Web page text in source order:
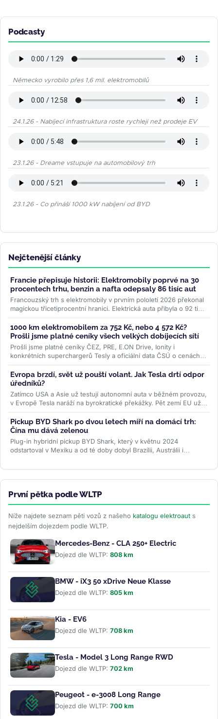
Podcasty
Německo vyrobilo přes 1,6 mil. elektromobilů
24.1.26 - Nabíjecí infrastruktura roste rychleji než prodeje EV
23.1.26 - Dreame vstupuje na automobilový trh
23.1.26 - Co přináší 1000 kW nabíjení od BYD
Nejčtenější články
Francie přepisuje historii: Elektromobily poprvé na 30
procentech trhu, benzin a nafta odepsaly 86 tisíc aut
Francouzský trh s elektromobily v prvním pololetí 2026 překonal
magickou třicetiprocentní hranici. Elektrická auta přibyla o 92 tisíc
kusů...>>
1000 km elektromobilem za 752 Kč, nebo 4 572 Kč?
Prošli jsme platné ceníky všech velkých dobíjecích sítí
Prošli jsme platné ceníky ČEZ, PRE, E.ON Drive, Ionity i
konkrétních superchargerů Tesly a oficiální data ČSÚ o cenách
paliv. Rozdíl je...>>
Evropa brzdí, svět už pouští volant. Jak Tesla drtí odpor
úředníků?
Zatímco USA a Asie už testují autonomní auta v běžném provozu,
v Evropě Tesla naráží na byrokratické překážky. Pět zemí EU už
ale...>>
Pickup BYD Shark po dvou letech míří na domácí trh:
Čína mu dává zelenou
Plug-in hybridní pickup BYD Shark, který v květnu 2024
odstartoval v Mexiku a od té doby dobyl Brazílii, Austrálii i
První pětka podle WLTP
Níže najdete seznam pěti vozů z našeho katalogu elektroaut s
nejdelším dojezdem podle WLTP.
Mercedes-Benz - CLA 250+ Electric
Dojezd dle WLTP: 808 km
BMW - iX3 50 xDrive Neue Klasse
Dojezd dle WLTP: 805 km
Kia - EV6
Dojezd dle WLTP: 708 km
Tesla - Model 3 Long Range RWD
Dojezd dle WLTP: 702 km
Peugeot - e-3008 Long Range
Dojezd dle WLTP: 700 km